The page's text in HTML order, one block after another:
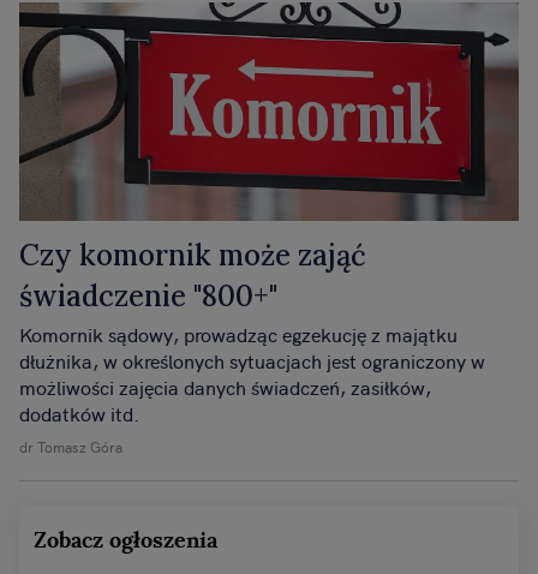
Czy komornik może zająć
świadczenie "800+"
dr Tomasz Góra
Komornik sądowy, prowadząc egzekucję z majątku
dłużnika, w określonych sytuacjach jest ograniczony w
możliwości zajęcia danych świadczeń, zasiłków,
dodatków itd.
Zobacz ogłoszenia